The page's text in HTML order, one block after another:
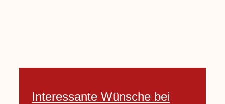
Interessante Wünsche bei